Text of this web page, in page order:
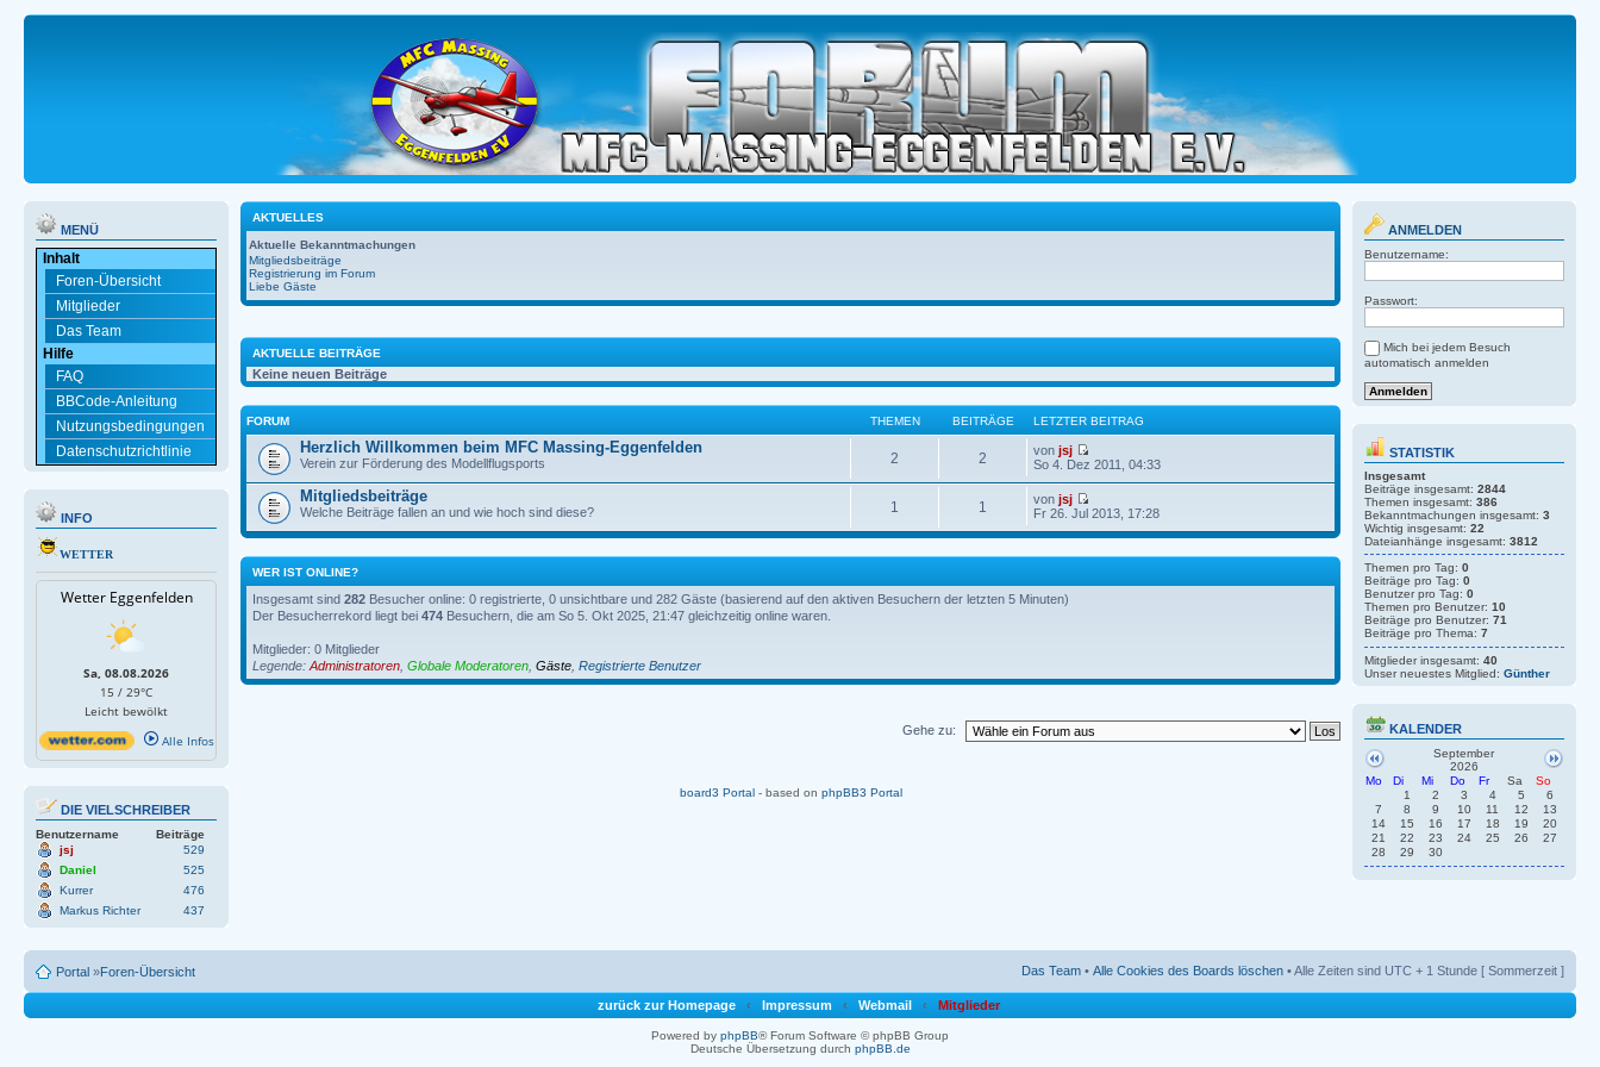
MENÜ
Inhalt
Foren-Übersicht
Mitglieder
Das Team
Hilfe
FAQ
BBCode-Anleitung
Nutzungsbedingungen
Datenschutzrichtlinie
INFO
WETTER
Wetter Eggenfelden
Sa, 08.08.2026
15 / 29°C
Leicht bewölkt
Alle Infos
DIE VIELSCHREIBER
Benutzername
Beiträge
jsj
529
Daniel
525
Kurrer
476
Markus Richter
437
AKTUELLES
Aktuelle Bekanntmachungen
Mitgliedsbeiträge
Registrierung im Forum
Liebe Gäste
AKTUELLE BEITRÄGE
Keine neuen Beiträge
FORUM THEMEN BEITRÄGE LETZTER BEITRAG
Herzlich Willkommen beim MFC Massing-Eggenfelden
Verein zur Förderung des Modellflugsports 2 2 vonjsj
So 4. Dez 2011, 04:33
Mitgliedsbeiträge
Welche Beiträge fallen an und wie hoch sind diese? 1 1 vonjsj
Fr 26. Jul 2013, 17:28
WER IST ONLINE?
Insgesamt sind 282 Besucher online: 0 registrierte, 0 unsichtbare und 282 Gäste (basierend auf den aktiven Besuchern der letzten 5 Minuten)
Der Besucherrekord liegt bei 474 Besuchern, die am So 5. Okt 2025, 21:47 gleichzeitig online waren.
Mitglieder: 0 Mitglieder
Legende: Administratoren Globale Moderatoren Gäste Registrierte Benutzer
Gehe zu:
board3 Portal- based on phpBB3 Portal
ANMELDEN
Benutzername:
Passwort:
Mich bei jedem Besuch
automatisch anmelden
STATISTIK
Insgesamt
Beiträge insgesamt: 2844
Themen insgesamt: 386
Bekanntmachungen insgesamt: 3
Wichtig insgesamt: 22
Dateianhänge insgesamt: 3812
Themen pro Tag: 0
Beiträge pro Tag: 0
Benutzer pro Tag: 0
Themen pro Benutzer: 10
Beiträge pro Benutzer: 71
Beiträge pro Thema: 7
Mitglieder insgesamt: 40
Unser neuestes Mitglied: Günther
KALENDER
September
2026
Mo
Di Mi Do Fr Sa
So
1
2 3 4 5
6
7
8 9 10 11 12
13
14
15 16 17 18 19
20
21
22 23 24 25 26
27
28
29 30
Portal »Foren-Übersicht Das Team • Alle Cookies des Boards löschen • Alle Zeiten sind UTC + 1 Stunde [ Sommerzeit ]
zurück zur Homepage ‹ Impressum ‹ Webmail ‹ Mitglieder
Powered by phpBB® Forum Software © phpBB Group
Deutsche Übersetzung durch phpBB.de